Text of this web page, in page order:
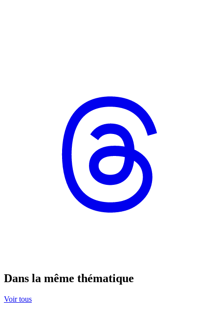
Dans la même thématique
Voir tous